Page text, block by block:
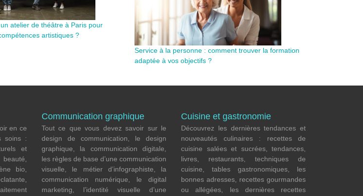
atelier de théâtre à Paris pour
artistiques ?
Service à la personne : comment trouver la formation
adaptée à vos objectifs ?
en ce
soins :
et
bio,
Communication graphique
Tout ce que vous devez savoir sur le
design de communication, le design
graphique, la communication digitale,
les règles de base d’une communication
visuelle, le métier d’infographiste, la
communication numérique, le digital
marketing, l’identité visuelle d’une
Cuisine et gastronomie
Découvrez les dernières tendances et
nouveautés culinaires : recettes de
cuisine salées et sucrées, tendances,
livres, restaurants, techniques de
cuisine, tables gastronomiques, les
bonnes adresses, recettes gourmandes
ou allégées, les dernières recettes